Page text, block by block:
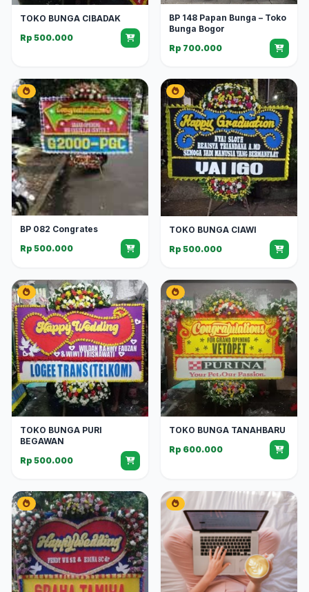
TOKO BUNGA CIBADAK
Rp 500.000
BP 148 Papan Bunga – Toko
Bunga Bogor
Rp 700.000
BP 082 Congrates
Rp 500.000
TOKO BUNGA CIAWI
Rp 500.000
TOKO BUNGA PURI
BEGAWAN
Rp 500.000
TOKO BUNGA TANAHBARU
Rp 600.000